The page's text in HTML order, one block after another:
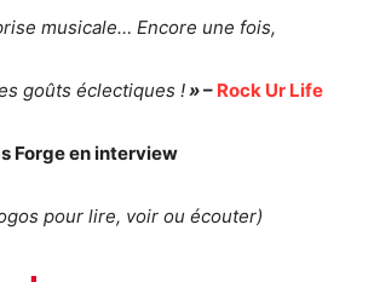
musicale… Encore une fois,
goûts éclectiques !»– Rock Ur Life
Forge en interview
pour lire, voir ou écouter)